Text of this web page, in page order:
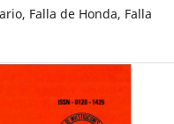
Falla de Honda, Falla